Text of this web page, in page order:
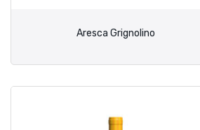
Aresca Grignolino